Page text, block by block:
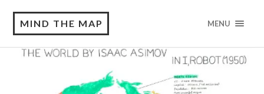
MIND THE MAP MENU